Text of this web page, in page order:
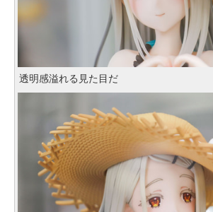
透明感溢れる見た目だ